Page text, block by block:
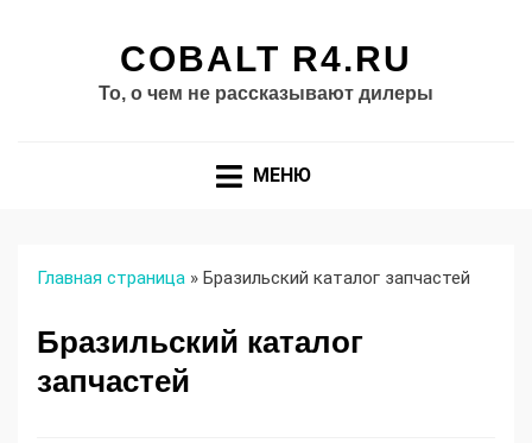
COBALT R4.RU
То, о чем не рассказывают дилеры
МЕНЮ
Главная страница » Бразильский каталог запчастей
Бразильский каталог
запчастей